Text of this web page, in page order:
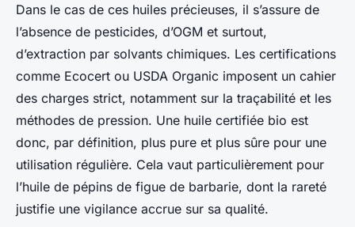
Dans le cas de ces huiles précieuses, il s’assure de
l’absence de pesticides, d’OGM et surtout,
d’extraction par solvants chimiques. Les certifications
comme Ecocert ou USDA Organic imposent un cahier
des charges strict, notamment sur la traçabilité et les
méthodes de pression. Une huile certifiée bio est
donc, par définition, plus pure et plus sûre pour une
utilisation régulière. Cela vaut particulièrement pour
l’huile de pépins de figue de barbarie, dont la rareté
justifie une vigilance accrue sur sa qualité.